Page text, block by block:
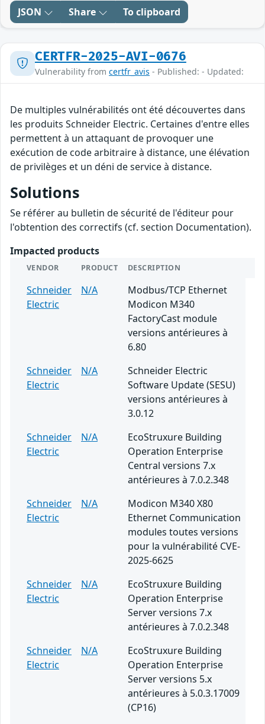
JSON Share To clipboard
CERTFR-2025-AVI-0676
Vulnerability from certfr_avis - Published: - Updated:
De multiples vulnérabilités ont été découvertes dans
les produits Schneider Electric. Certaines d'entre elles
permettent à un attaquant de provoquer une
exécution de code arbitraire à distance, une élévation
de privilèges et un déni de service à distance.
Solutions
Se référer au bulletin de sécurité de l'éditeur pour
l'obtention des correctifs (cf. section Documentation).
Impacted products
VENDOR PRODUCT DESCRIPTION
Schneider
Electric
N/A
Modbus/TCP Ethernet
Modicon M340
FactoryCast module
versions antérieures à
6.80
Schneider
Electric
N/A
Schneider Electric
Software Update (SESU)
versions antérieures à
3.0.12
Schneider
Electric
N/A
EcoStruxure Building
Operation Enterprise
Central versions 7.x
antérieures à 7.0.2.348
Schneider
Electric
N/A
Modicon M340 X80
Ethernet Communication
modules toutes versions
pour la vulnérabilité CVE-
2025-6625
Schneider
Electric
N/A
EcoStruxure Building
Operation Enterprise
Server versions 7.x
antérieures à 7.0.2.348
Schneider
Electric
N/A
EcoStruxure Building
Operation Enterprise
Server versions 5.x
antérieures à 5.0.3.17009
(CP16)